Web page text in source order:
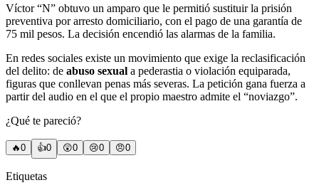
Víctor “N” obtuvo un amparo que le permitió sustituir la prisión
preventiva por arresto domiciliario, con el pago de una garantía de
75 mil pesos. La decisión encendió las alarmas de la familia.
En redes sociales existe un movimiento que exige la reclasificación
del delito: de abuso sexual a pederastia o violación equiparada,
figuras que conllevan penas más severas. La petición gana fuerza a
partir del audio en el que el propio maestro admite el “noviazgo”.
¿Qué te pareció?
🔥0 👍0 😲0 😢0 😠0
Etiquetas